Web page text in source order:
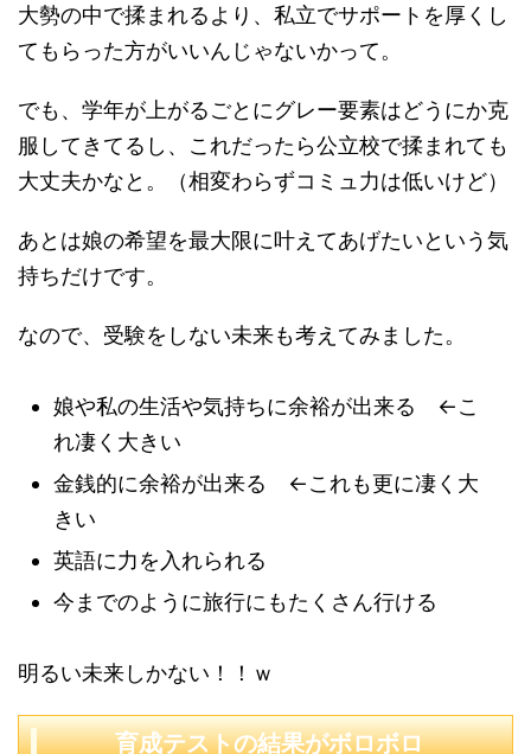
大勢の中で揉まれるより、私立でサポートを厚くし
てもらった方がいいんじゃないかって。
でも、学年が上がるごとにグレー要素はどうにか克
服してきてるし、これだったら公立校で揉まれても
大丈夫かなと。（相変わらずコミュ力は低いけど）
あとは娘の希望を最大限に叶えてあげたいという気
持ちだけです。
なので、受験をしない未来も考えてみました。
娘や私の生活や気持ちに余裕が出来る ←こ
れ凄く大きい
金銭的に余裕が出来る ←これも更に凄く大
きい
英語に力を入れられる
今までのように旅行にもたくさん行ける
明るい未来しかない！！ｗ
育成テストの結果がボロボロ